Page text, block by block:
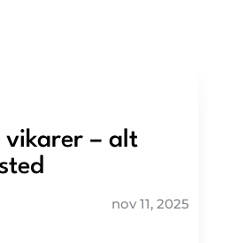
– alt
nov 11, 2025